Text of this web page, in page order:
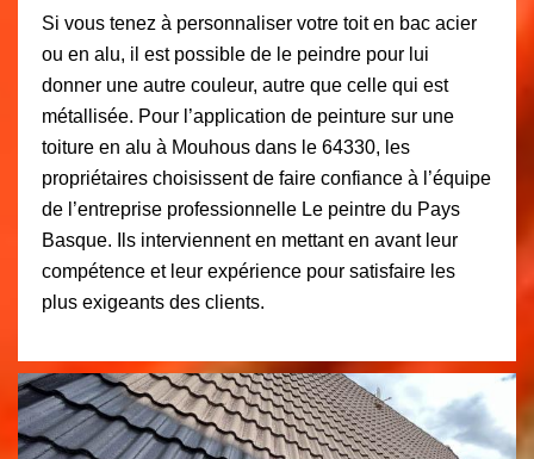
Si vous tenez à personnaliser votre toit en bac acier
ou en alu, il est possible de le peindre pour lui
donner une autre couleur, autre que celle qui est
métallisée. Pour l’application de peinture sur une
toiture en alu à Mouhous dans le 64330, les
propriétaires choisissent de faire confiance à l’équipe
de l’entreprise professionnelle Le peintre du Pays
Basque. Ils interviennent en mettant en avant leur
compétence et leur expérience pour satisfaire les
plus exigeants des clients.